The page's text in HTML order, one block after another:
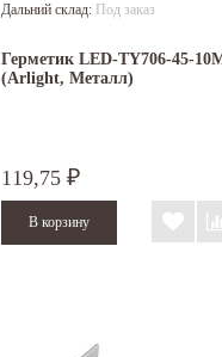
Дальний склад: Под заказ
Герметик LED-TY706-45-
(Arlight, Металл)
119,75 ₽